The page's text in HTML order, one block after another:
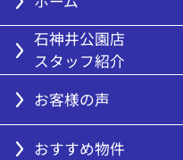
石神井公園店
スタッフ紹介
お客様の声
おすすめ物件